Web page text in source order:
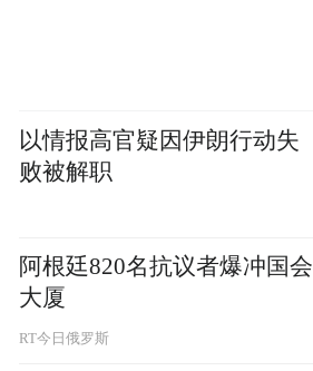
以情报高官疑因伊朗行动失
败被解职
阿根廷820名抗议者爆冲国会
大厦
RT今日俄罗斯